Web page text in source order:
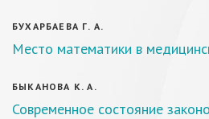
БУХАРБАЕВА Г. А.
Место математики в
БЫКАНОВА К. А.
Современное состояние